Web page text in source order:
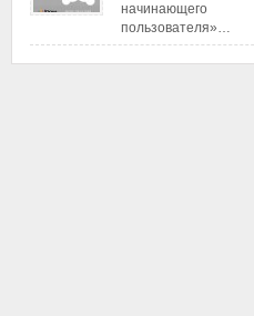
начинающего
пользователя»…